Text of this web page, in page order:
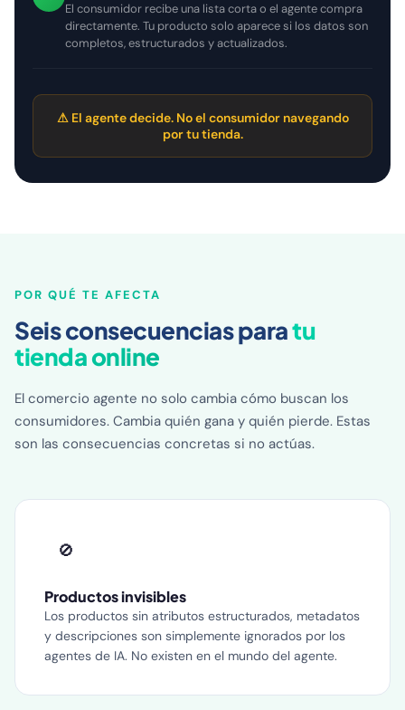
El consumidor recibe una lista corta o el agente compra
directamente. Tu producto solo aparece si los datos son
completos, estructurados y actualizados.
⚠ El agente decide. No el consumidor navegando
por tu tienda.
POR QUÉ TE AFECTA
Seis consecuencias paratu
tienda online
El comercio agente no solo cambia cómo buscan los
consumidores. Cambia quién gana y quién pierde. Estas
son las consecuencias concretas si no actúas.
🚫
Productos invisibles
Los productos sin atributos estructurados, metadatos
y descripciones son simplemente ignorados por los
agentes de IA. No existen en el mundo del agente.